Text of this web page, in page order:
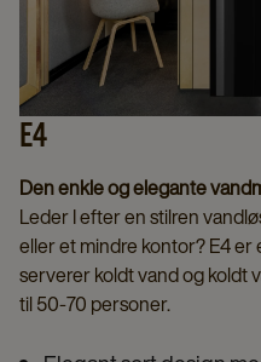
E4
Den enkle og elegante
Leder I efter en stilren
eller et mindre kontor? E4
serverer koldt vand og koldt
til 50-70 personer.